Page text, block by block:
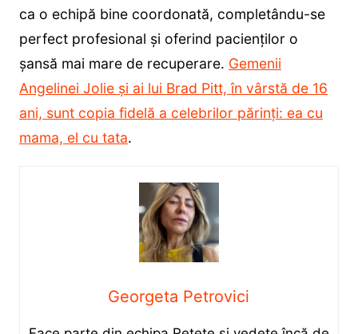
ca o echipă bine coordonată, completându-se
perfect profesional și oferind pacienților o
șansă mai mare de recuperare. Gemenii
Angelinei Jolie și ai lui Brad Pitt, în vârstă de 16
ani, sunt copia fidelă a celebrilor părinți: ea cu
mama, el cu tata.
Georgeta Petrovici